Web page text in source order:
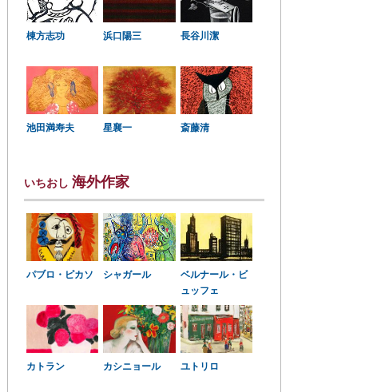
棟方志功 浜口陽三 長谷川潔
池田満寿夫 星襄一 斎藤清
いちおし 海外作家
パブロ・ピカソ シャガール
ベルナール・ビ
ュッフェ
カトラン カシニョール ユトリロ